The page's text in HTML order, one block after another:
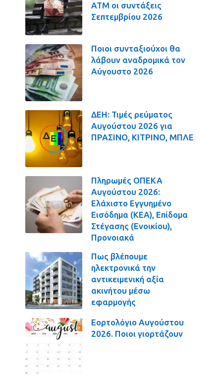
ΑΤΜ οι συντάξεις
Σεπτεμβρίου 2026
Ποιοι συνταξιούχοι θα
λάβουν αναδρομικά τον
Αύγουστο 2026
ΔΕΗ: Τιμές ρεύματος
Αυγούστου 2026 για
ΠΡΑΣΙΝΟ, ΚΙΤΡΙΝΟ, ΜΠΛΕ
Πληρωμές ΟΠΕΚΑ
Αυγούστου 2026:
Ελάχιστο Εγγυημένο
Εισόδημα (ΚΕΑ), Επίδομα
Στέγασης (Ενοικίου),
Προνοιακά
Πως βλέπουμε
ηλεκτρονικά την
αντικειμενική αξία
ακινήτου μέσω
εφαρμογής
Εορτολόγιο Αυγούστου
2026. Ποιοι γιορτάζουν